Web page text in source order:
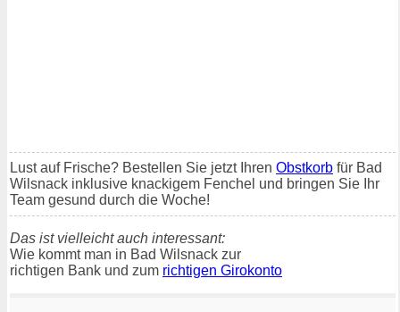
Lust auf Frische? Bestellen Sie jetzt Ihren Obstkorb für Bad
Wilsnack inklusive knackigem Fenchel und bringen Sie Ihr
Team gesund durch die Woche!
Das ist vielleicht auch interessant:
Wie kommt man in Bad Wilsnack zur
richtigen Bank und zum richtigen Girokonto